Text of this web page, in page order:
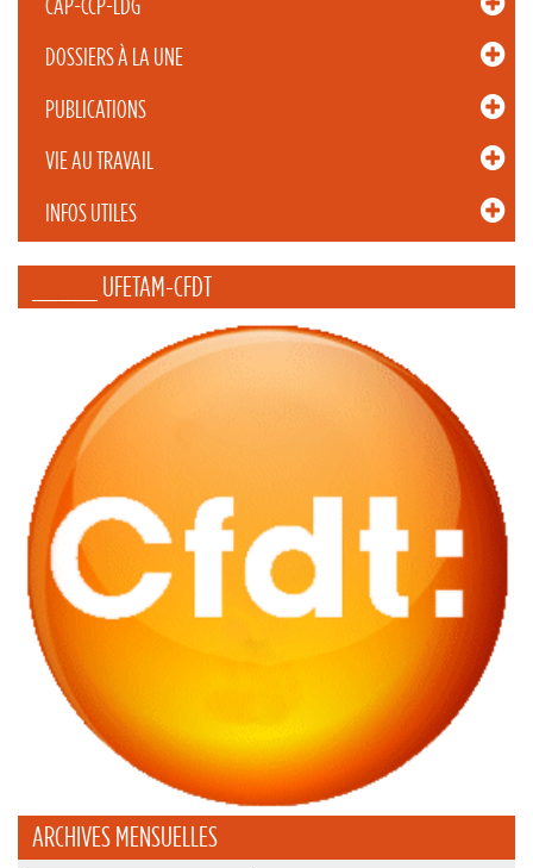
CAP-CCP-LDG
DOSSIERS À LA UNE
PUBLICATIONS
VIE AU TRAVAIL
INFOS UTILES
_____ UFETAM-CFDT
ARCHIVES MENSUELLES